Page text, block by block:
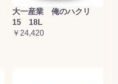
大一産業 俺のハクリ
15 18L
￥24,420